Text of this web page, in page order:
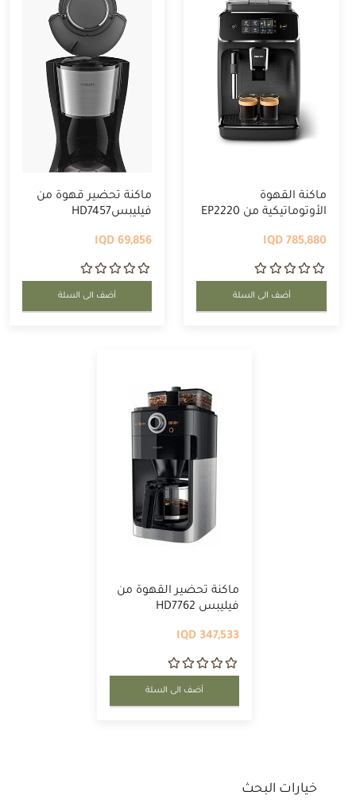
خيارات البحث
ماكنة القهوة
الأوتوماتيكية من EP2220
785,880 IQD
أضف الى السلة
ماكنة تحضير قهوة من
فيليبسHD7457
69,856 IQD
أضف الى السلة
ماكنة تحضير القهوة من
فيليبس HD7762
347,533 IQD
أضف الى السلة